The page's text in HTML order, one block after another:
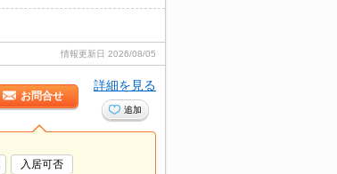
情報更新日 2026/08/05
お問合せ
詳細を見る
追加
入居可否